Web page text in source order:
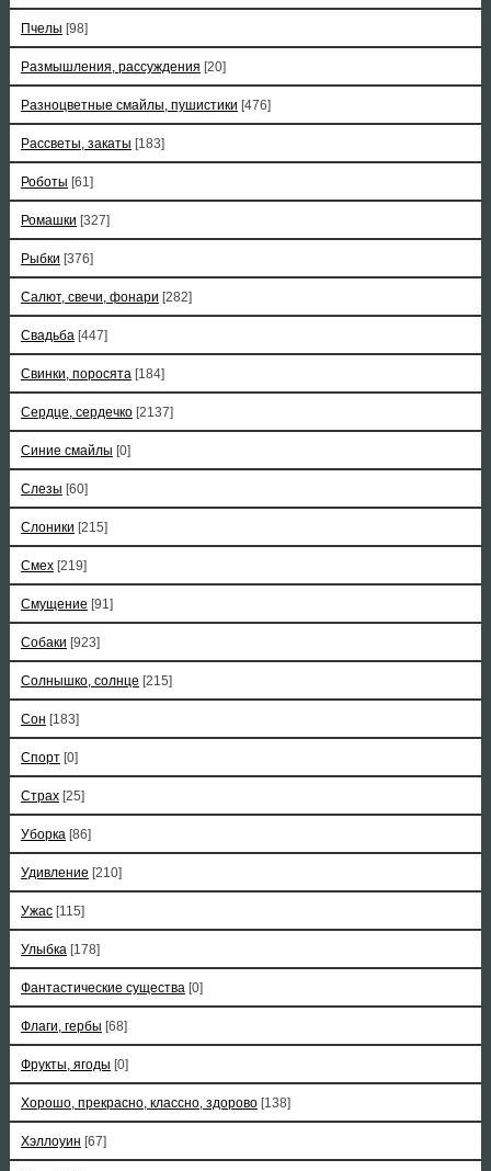
Пчелы [98]
Размышления, рассуждения [20]
Разноцветные смайлы, пушистики [476]
Рассветы, закаты [183]
Роботы [61]
Ромашки [327]
Рыбки [376]
Салют, свечи, фонари [282]
Свадьба [447]
Свинки, поросята [184]
Сердце, сердечко [2137]
Синие смайлы [0]
Слезы [60]
Слоники [215]
Смех [219]
Смущение [91]
Собаки [923]
Солнышко, солнце [215]
Сон [183]
Спорт [0]
Страх [25]
Уборка [86]
Удивление [210]
Ужас [115]
Улыбка [178]
Фантастические существа [0]
Флаги, гербы [68]
Фрукты, ягоды [0]
Хорошо, прекрасно, классно, здорово [138]
Хэллоуин [67]